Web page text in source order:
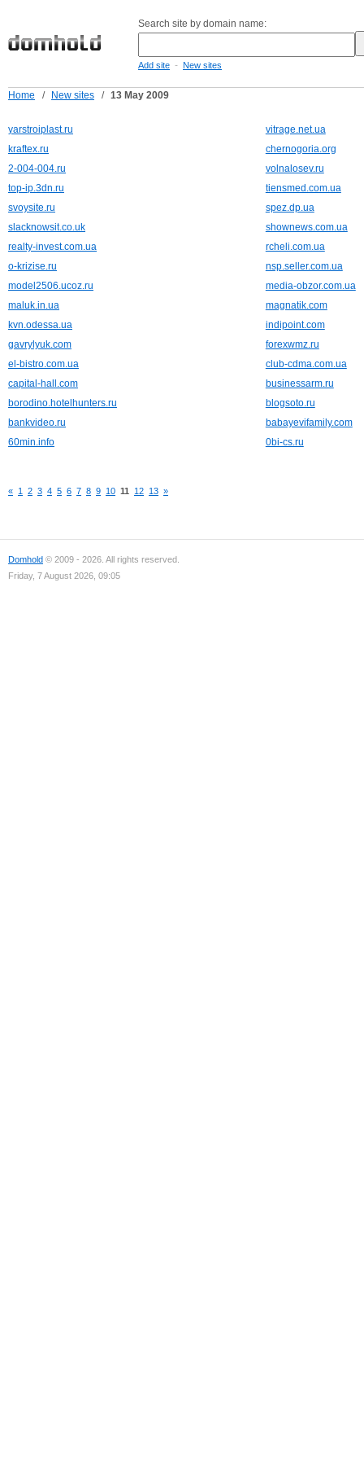
Search site by domain name:
Add site - New sites
Home / New sites / 13 May 2009
yarstroiplast.ru
vitrage.net.ua
kraftex.ru
chernogoria.org
2-004-004.ru
volnalosev.ru
top-ip.3dn.ru
tiensmed.com.ua
svoysite.ru
spez.dp.ua
slacknowsit.co.uk
shownews.com.ua
realty-invest.com.ua
rcheli.com.ua
o-krizise.ru
nsp.seller.com.ua
model2506.ucoz.ru
media-obzor.com.ua
maluk.in.ua
magnatik.com
kvn.odessa.ua
indipoint.com
gavrylyuk.com
forexwmz.ru
el-bistro.com.ua
club-cdma.com.ua
capital-hall.com
businessarm.ru
borodino.hotelhunters.ru
blogsoto.ru
bankvideo.ru
babayevifamily.com
60min.info
0bi-cs.ru
« 1 2 3 4 5 6 7 8 9 10 11 12 13 »
Domhold © 2009 - 2026. All rights reserved.
Friday, 7 August 2026, 09:05